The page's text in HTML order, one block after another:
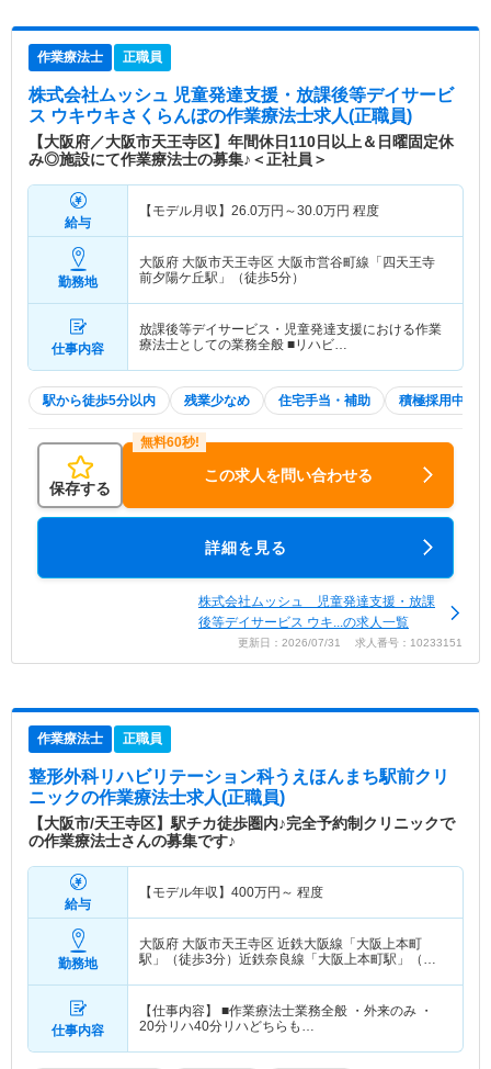
作業療法士 正職員
株式会社ムッシュ 児童発達支援・放課後等デイサービ
ス ウキウキさくらんぼの作業療法士求人(正職員)
【大阪府／大阪市天王寺区】年間休日110日以上＆日曜固定休
み◎施設にて作業療法士の募集♪＜正社員＞
給与
【モデル月収】 26.0万円～30.0万円 程度
勤務地
大阪府 大阪市天王寺区 大阪市営谷町線「四天王寺
前夕陽ケ丘駅」（徒歩5分）
仕事内容
放課後等デイサービス・児童発達支援における作業
療法士としての業務全般 ■リハビ…
駅から徒歩5分以内 残業少なめ 住宅手当・補助 積極採用中
保存する
この求人を問い合わせる
詳細を見る
株式会社ムッシュ 児童発達支援・放課
後等デイサービス ウキ...の求人一覧
更新日：2026/07/31 求人番号：10233151
作業療法士 正職員
整形外科リハビリテーション科うえほんまち駅前クリ
ニックの作業療法士求人(正職員)
【大阪市/天王寺区】駅チカ徒歩圏内♪完全予約制クリニックで
の作業療法士さんの募集です♪
給与
【モデル年収】 400万円～ 程度
勤務地
大阪府 大阪市天王寺区 近鉄大阪線「大阪上本町
駅」（徒歩3分）近鉄奈良線「大阪上本町駅」（徒
仕事内容
【仕事内容】 ■作業療法士業務全般 ・外来のみ ・
20分リハ40分リハどちらも…